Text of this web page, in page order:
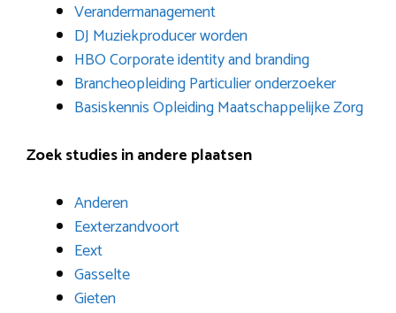
Verandermanagement
DJ Muziekproducer worden
HBO Corporate identity and branding
Brancheopleiding Particulier onderzoeker
Basiskennis Opleiding Maatschappelijke Zorg
Zoek studies in andere plaatsen
Anderen
Eexterzandvoort
Eext
Gasselte
Gieten